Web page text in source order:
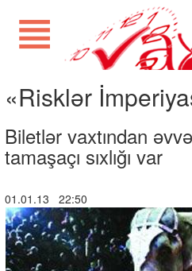
«Risklər
Biletlər vaxtından
tamaşaçı sıxlığı var
01.01.13 22:50